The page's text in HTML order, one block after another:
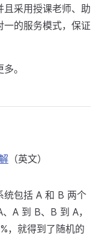
且采用授课老师、助
的服务模式，保证
。
（英文）
统包括 A 和 B 两个
A 到 B、B 到 A，
，就得到了随机的